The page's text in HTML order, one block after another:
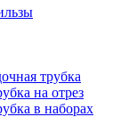
трубка
на отрез
в наборах